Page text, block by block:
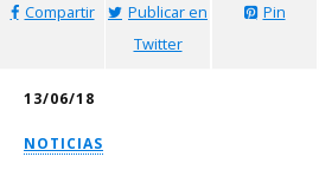
Compartir
Publicar en
Twitter
Pin
13/06/18
NOTICIAS